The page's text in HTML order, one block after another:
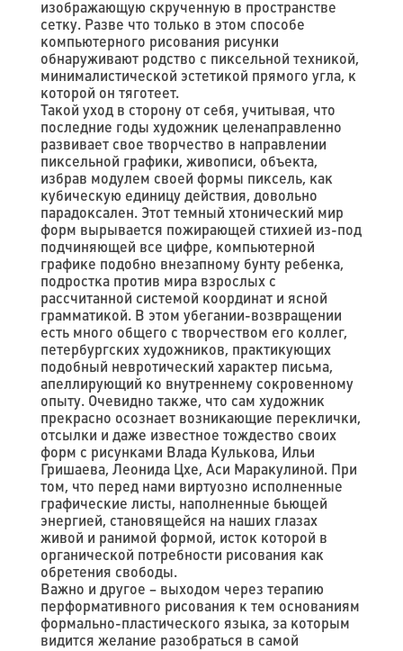
изображающую скрученную в пространстве
сетку. Разве что только в этом способе
компьютерного рисования рисунки
обнаруживают родство с пиксельной техникой,
минималистической эстетикой прямого угла, к
которой он тяготеет.
Такой уход в сторону от себя, учитывая, что
последние годы художник целенаправленно
развивает свое творчество в направлении
пиксельной графики, живописи, объекта,
избрав модулем своей формы пиксель, как
кубическую единицу действия, довольно
парадоксален. Этот темный хтонический мир
форм вырывается пожирающей стихией из-под
подчиняющей все цифре, компьютерной
графике подобно внезапному бунту ребенка,
подростка против мира взрослых с
рассчитанной системой координат и ясной
грамматикой. В этом убегании-возвращении
есть много общего с творчеством его коллег,
петербургских художников, практикующих
подобный невротический характер письма,
апеллирующий ко внутреннему сокровенному
опыту. Очевидно также, что сам художник
прекрасно осознает возникающие переклички,
отсылки и даже известное тождество своих
форм с рисунками Влада Кулькова, Ильи
Гришаева, Леонида Цхе, Аси Маракулиной. При
том, что перед нами виртуозно исполненные
графические листы, наполненные бьющей
энергией, становящейся на наших глазах
живой и ранимой формой, исток которой в
органической потребности рисования как
обретения свободы.
Важно и другое – выходом через терапию
перформативного рисования к тем основаниям
формально-пластического языка, за которым
видится желание разобраться в самой